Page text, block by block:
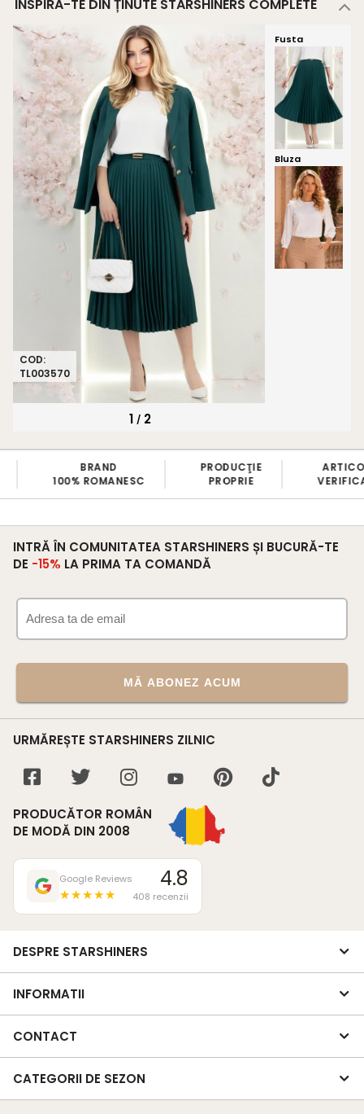
INSPIRĂ-TE DIN ȚINUTE STARSHINERS COMPLETE
COD:
TL003570
1 /2
Fusta
Bluza
PRODUCŢIE
PROPRIE
ARTICOLE
VERIFICATE
BANII ÎNAPOI
ÎN 7 ZILE
INTRĂ ÎN COMUNITATEA STARSHINERS ȘI BUCURĂ-TE
DE -15% LA PRIMA TA COMANDĂ
MĂ ABONEZ ACUM
URMĂREȘTE STARSHINERS ZILNIC
PRODUCĂTOR ROMÂN
DE MODĂ DIN 2008
Google Reviews
★★★★★
4.8
408 recenzii
DESPRE STARSHINERS
INFORMATII
CONTACT
CATEGORII DE SEZON